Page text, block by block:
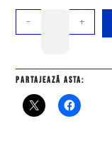
- +
Partajează asta: